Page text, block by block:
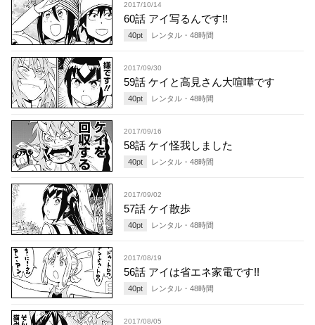
2017/10/14
60話 アイ写るんです!!
40pt レンタル・ 48時間
2017/09/30
59話 ケイと高見さん大喧嘩です
40pt レンタル・ 48時間
2017/09/16
58話 ケイ怪我しました
40pt レンタル・ 48時間
2017/09/02
57話 ケイ散歩
40pt レンタル・ 48時間
2017/08/19
56話 アイは省エネ家電です!!
40pt レンタル・ 48時間
2017/08/05